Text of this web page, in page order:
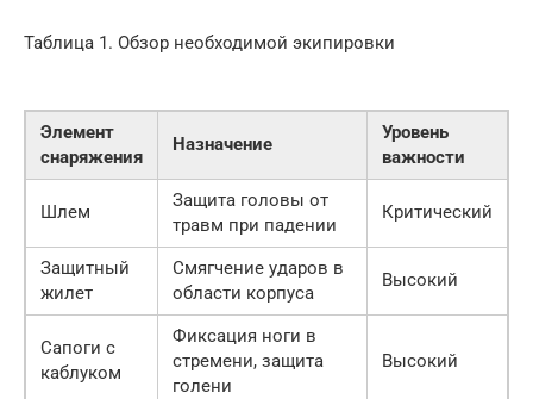
Таблица 1. Обзор необходимой экипировки
Элемент
снаряжения
Назначение
Уровень
важности
Шлем
Защита головы от
травм при падении
Критический
Защитный
жилет
Смягчение ударов в
области корпуса
Высокий
Сапоги с
каблуком
Фиксация ноги в
стремени, защита
голени
Высокий